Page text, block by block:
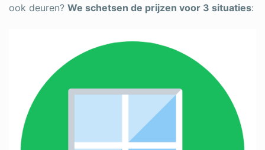
ook deuren? We schetsen de prijzen voor 3 situaties: